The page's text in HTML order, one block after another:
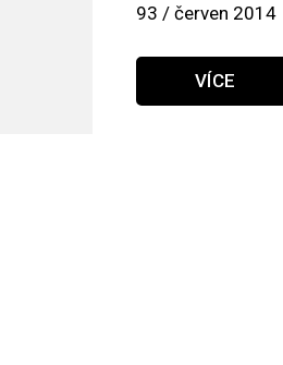
93 / červen 2014
VÍCE